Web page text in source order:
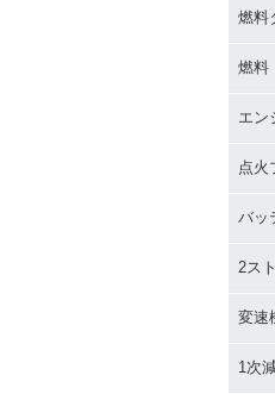
燃料
燃料
エン
点火
バッ
2ス
変速
1次